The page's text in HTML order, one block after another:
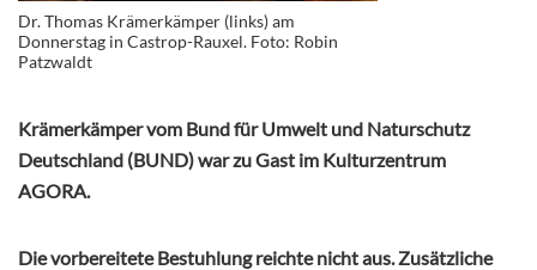
Dr. Thomas Krämerkämper (links) am
Donnerstag in Castrop-Rauxel. Foto: Robin
Patzwaldt
Krämerkämper vom Bund für Umwelt und Naturschutz
Deutschland (BUND) war zu Gast im Kulturzentrum
AGORA.
Die vorbereitete Bestuhlung reichte nicht aus. Zusätzliche